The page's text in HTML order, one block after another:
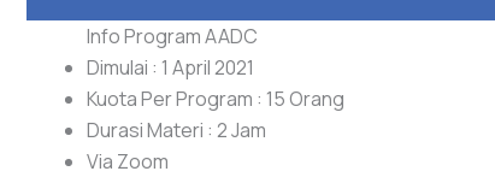
Info Program AADC
Dimulai : 1 April 2021
Kuota Per Program : 15 Orang
Durasi Materi : 2 Jam
Via Zoom